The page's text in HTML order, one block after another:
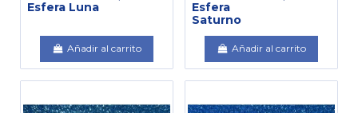
Esfera Luna
Añadir al carrito
Esfera
Saturno
Añadir al carrito